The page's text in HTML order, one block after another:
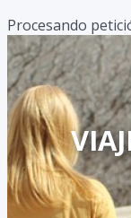
Procesando